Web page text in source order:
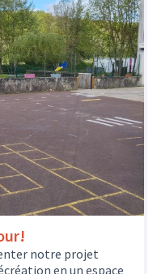
notre projet
en un espace